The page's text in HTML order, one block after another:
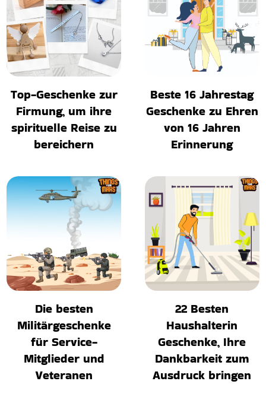
Top-Geschenke zur
Firmung, um ihre
spirituelle Reise zu
bereichern
Beste 16 Jahrestag
Geschenke zu Ehren
von 16 Jahren
Erinnerung
Die besten
Militärgeschenke
für Service-
Mitglieder und
Veteranen
22 Besten
Haushalterin
Geschenke, Ihre
Dankbarkeit zum
Ausdruck bringen